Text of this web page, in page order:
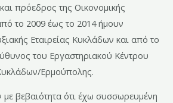
πρόεδρος της Οικονομικής
το 2009 έως το 2014 ήμουν
Εταιρείας Κυκλάδων και από το
του Εργαστηριακού Κέντρου
Ερμούπολης.
βεβαιότητα ότι έχω συσσωρευμένη